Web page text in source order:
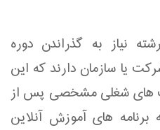
نیاز به گذراندن دوره
یا سازمان دارند که این
های شغلی مشخصی پس از
برنامه های آموزش آنلاین